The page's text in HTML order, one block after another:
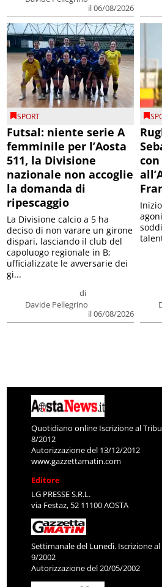
il 06/08/2026
SPORT
Futsal: niente serie A
femminile per l’Aosta
511, la Divisione
nazionale non accoglie
la domanda di
ripescaggio
di
Davide Pellegrino
il 06/08/2026
La Divisione calcio a 5 ha
deciso di non varare un girone
dispari, lasciando il club del
capoluogo regionale in B;
ufficializzate le avversarie dei
gi...
Quotidiano online Iscrizione al
8/2012
Autorizzazione del 13/12/2012
www.gazzettamatin.com
Editore
LG PRESSE S.R.L.
via Festaz, 52 11100 AOSTA
Settimanale del Lunedì. Iscrizione
9/2002
Autorizzazione del 20/05/2002